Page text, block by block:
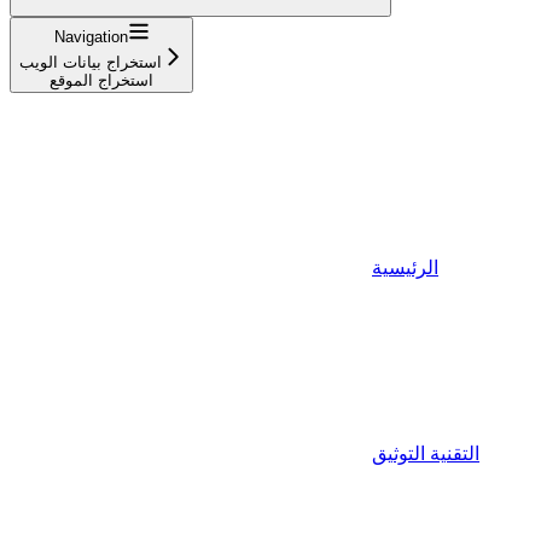
Navigation
استخراج بيانات الويب
استخراج الموقع
الرئيسية
التقنية التوثيق